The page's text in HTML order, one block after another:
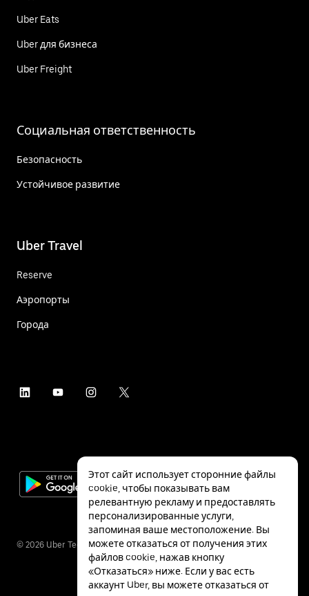
Uber Eats
Uber для бизнеса
Uber Freight
Социальная ответственность
Безопасность
Устойчивое развитие
Uber Travel
Reserve
Аэропорты
Города
© 2026 Uber Technologies Inc.
Этот сайт использует сторонние файлы
cookie, чтобы показывать вам
релевантную рекламу и предоставлять
персонализированные услуги,
запоминая ваше местоположение. Вы
можете отказаться от получения этих
файлов cookie, нажав кнопку
«Отказаться» ниже. Если у вас есть
аккаунт Uber, вы можете отказаться от